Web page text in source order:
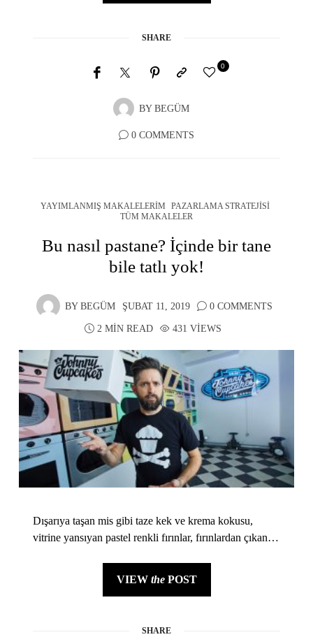
SHARE
BY BEGÜM
0
0 COMMENTS
YAYIMLANMIŞ MAKALELERIM
PAZARLAMA STRATEJISI
TÜM MAKALELER
Bu nasıl pastane? İçinde bir tane
bile tatlı yok!
BY BEGÜM ŞUBAT 11, 2019 0 COMMENTS
2 MIN READ 431 VIEWS
Dışarıya taşan mis gibi taze kek ve krema kokusu,
vitrine yansıyan pastel renkli fırınlar, fırınlardan çıkan…
VIEW thePOST
SHARE